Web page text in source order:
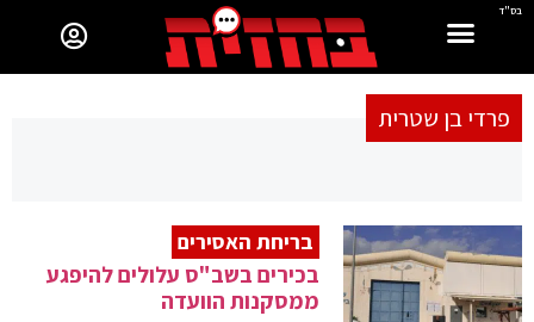
בס"ד
פרדי בן שטרית
בריחת האסירים
בכירים בשב"ס עלולים להיפגע
ממסקנות הוועדה